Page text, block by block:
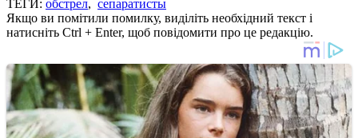
ТЕГИ: обстрел, сепаратисты
Якщо ви помітили помилку, виділіть необхідний текст і
натисніть Ctrl + Enter, щоб повідомити про це редакцію.